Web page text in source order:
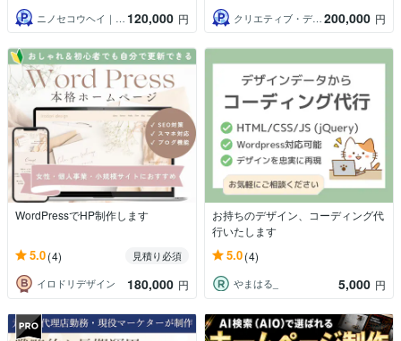
ニノセコウヘイ｜Studioエキスパート 120,000 円
クリエティブ・デザイン｜歴22年 200,000 円
WordPressでHP制作します
5.0(4)
見積り必須
イロドリデザイン
180,000 円
お持ちのデザイン、コーディング代
行いたします
5.0(4)
やまはる_ 5,000 円